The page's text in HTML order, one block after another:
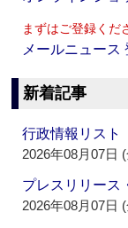
まずはご登録くだ
メールニュース
新着記事
行政情報リス
2026年08月07日
プレスリリー
2026年08月07日